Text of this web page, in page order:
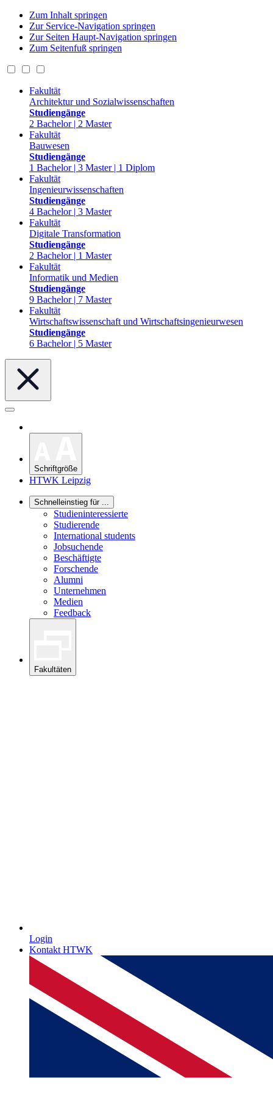
Zum Inhalt springen
Zur Service-Navigation springen
Zur Seiten Haupt-Navigation springen
Zum Seitenfuß springen
Fakultät
Architektur und Sozialwissenschaften
Studiengänge
2 Bachelor | 2 Master
Fakultät
Bauwesen
Studiengänge
1 Bachelor | 3 Master | 1 Diplom
Fakultät
Ingenieurwissenschaften
Studiengänge
4 Bachelor | 3 Master
Fakultät
Digitale Transformation
Studiengänge
2 Bachelor | 1 Master
Fakultät
Informatik und Medien
Studiengänge
9 Bachelor | 7 Master
Fakultät
Wirtschaftswissenschaft und Wirtschaftsingenieurwesen
Studiengänge
6 Bachelor | 5 Master
Schriftgröße
HTWK Leipzig
Schnelleinstieg für ...
Studieninteressierte
Studierende
International students
Jobsuchende
Beschäftigte
Forschende
Alumni
Unternehmen
Medien
Feedback
Fakultäten
Login
Kontakt HTWK